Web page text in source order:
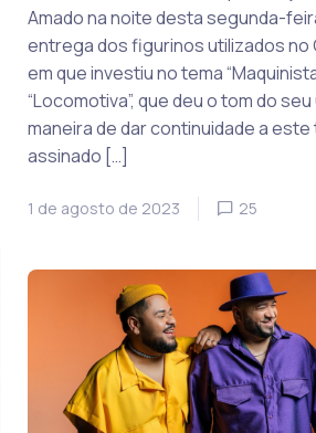
Amado na noite desta segunda-
entrega dos figurinos utilizados no
em que investiu no tema
“Locomotiva”, que deu o tom do
maneira de dar continuidade a
assinado […]
1 de agosto de 2023 25